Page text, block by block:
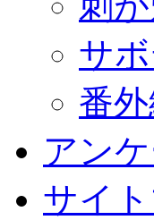
サ
番
アン
サイ